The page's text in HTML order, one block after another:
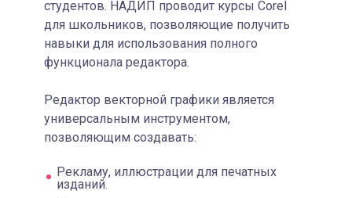
студентов. НАДИП проводит курсы Corel
для школьников, позволяющие получить
навыки для использования полного
функционала редактора.
Редактор векторной графики является
универсальным инструментом,
позволяющим создавать:
Рекламу, иллюстрации для печатных
изданий.